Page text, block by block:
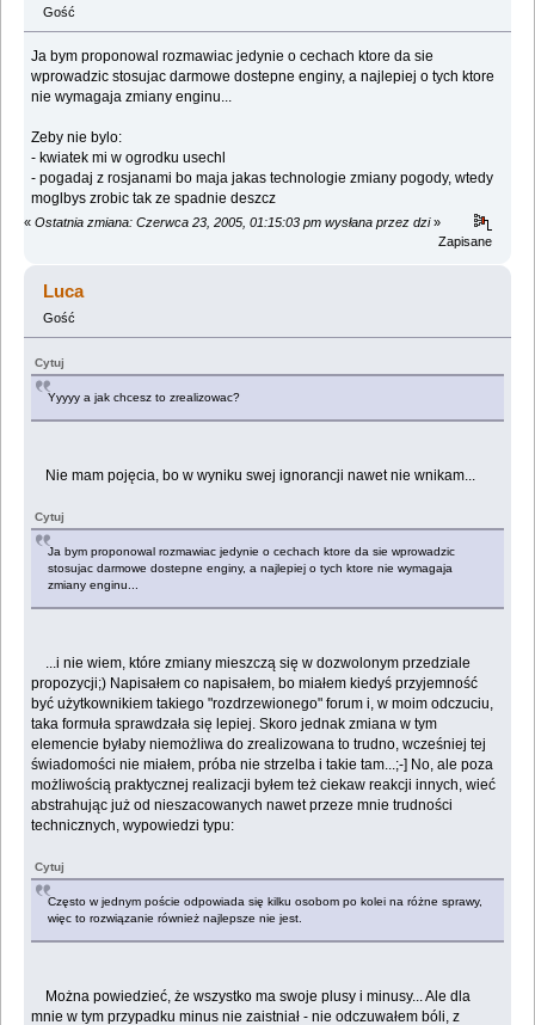
Gość
Ja bym proponowal rozmawiac jedynie o cechach ktore da sie
wprowadzic stosujac darmowe dostepne enginy, a najlepiej o tych ktore
nie wymagaja zmiany enginu...
Zeby nie bylo:
- kwiatek mi w ogrodku usechl
- pogadaj z rosjanami bo maja jakas technologie zmiany pogody, wtedy
moglbys zrobic tak ze spadnie deszcz
« Ostatnia zmiana: Czerwca 23, 2005, 01:15:03 pm wysłana przez dzi»
Zapisane
Luca
Gość
Cytuj
Yyyyy a jak chcesz to zrealizowac?
Nie mam pojęcia, bo w wyniku swej ignorancji nawet nie wnikam...
Cytuj
Ja bym proponowal rozmawiac jedynie o cechach ktore da sie wprowadzic
stosujac darmowe dostepne enginy, a najlepiej o tych ktore nie wymagaja
zmiany enginu...
...i nie wiem, które zmiany mieszczą się w dozwolonym przedziale
propozycji;) Napisałem co napisałem, bo miałem kiedyś przyjemność
być użytkownikiem takiego "rozdrzewionego" forum i, w moim odczuciu,
taka formuła sprawdzała się lepiej. Skoro jednak zmiana w tym
elemencie byłaby niemożliwa do zrealizowana to trudno, wcześniej tej
świadomości nie miałem, próba nie strzelba i takie tam...;-] No, ale poza
możliwością praktycznej realizacji byłem też ciekaw reakcji innych, wieć
abstrahując już od nieszacowanych nawet przeze mnie trudności
technicznych, wypowiedzi typu:
Cytuj
Często w jednym poście odpowiada się kilku osobom po kolei na różne sprawy,
więc to rozwiązanie również najlepsze nie jest.
Można powiedzieć, że wszystko ma swoje plusy i minusy... Ale dla
mnie w tym przypadku minus nie zaistniał - nie odczuwałem bóli, z